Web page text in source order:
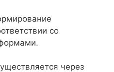
со
через